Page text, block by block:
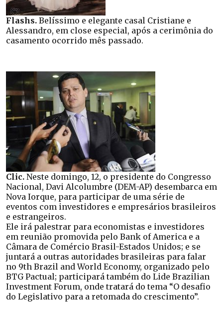
Flashs. Belíssimo e elegante casal Cristiane e
Alessandro, em close especial, após a cerimônia do
casamento ocorrido mês passado.
Clic. Neste domingo, 12, o presidente do Congresso
Nacional, Davi Alcolumbre (DEM-AP) desembarca em
Nova Iorque, para participar de uma série de
eventos com investidores e empresários brasileiros
e estrangeiros.
Ele irá palestrar para economistas e investidores
em reunião promovida pelo Bank of America e a
Câmara de Comércio Brasil-Estados Unidos; e se
juntará a outras autoridades brasileiras para falar
no 9th Brazil and World Economy, organizado pelo
BTG Pactual; participará também do Lide Brazilian
Investment Forum, onde tratará do tema “O desafio
do Legislativo para a retomada do crescimento”.